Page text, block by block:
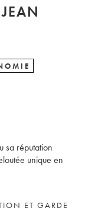
sa réputation
unique en
ET GARDE